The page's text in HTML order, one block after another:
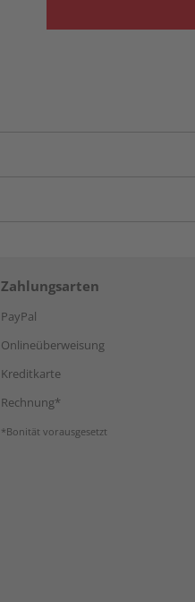
Zahlungsarten
PayPal
Onlineüberweisung
Kreditkarte
Rechnung*
*Bonität vorausgesetzt